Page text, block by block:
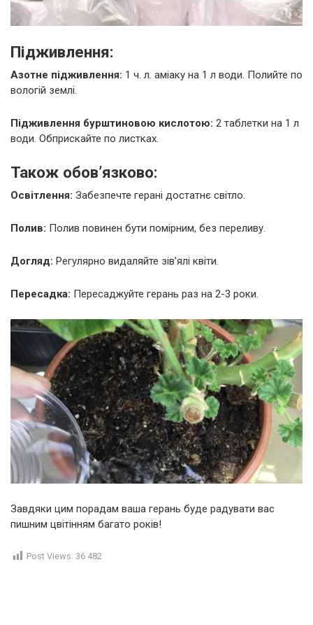
Підживлення:
Азотне підживлення: 1 ч. л. аміаку на 1 л води. Полийте по
вологій землі.
Підживлення бурштиновою кислотою: 2 таблетки на 1 л
води. Обприскайте по листках.
Також обов’язково:
Освітлення: Забезпечте герані достатнє світло.
Полив: Полив повинен бути помірним, без переливу.
Догляд: Регулярно видаляйте зів’ялі квіти.
Пересадка: Пересаджуйте герань раз на 2-3 роки.
Завдяки цим порадам ваша герань буде радувати вас
пишним цвітінням багато років!
Post Views: 36 482